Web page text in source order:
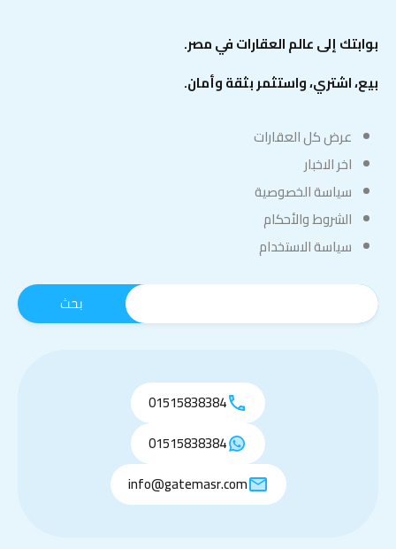
بوابتك إلى عالم العقارات في مصر.
بيع، اشتري، واستثمر بثقة وأمان.
عرض كل العقارات
اخر الاخبار
سياسة الخصوصية
الشروط والأحكام
سياسة الاستخدام
01515838384
01515838384
info@gatemasr.com